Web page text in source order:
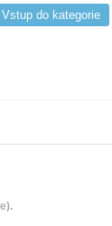
Vstup do kategorie